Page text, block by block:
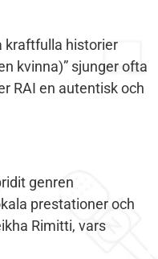
kraftfulla historier
kvinna)” sjunger ofta
RAI en autentisk och
genren
prestationer och
Rimitti, vars